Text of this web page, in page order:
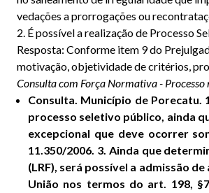
vedações a prorrogações ou
2. É possível a realização de Processo
Resposta: Conforme item 9 do
motivação, objetividade de critérios,
Consulta com Força Normativa -
Consulta. Município de Porecatu.
processo seletivo público, ainda
excepcional que deve ocorrer
11.350/2006. 3. Ainda que
(LRF), será possível a admissão
União nos termos do art. 198,